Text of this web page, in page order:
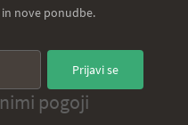
nove ponudbe.
Prijavi se
pogoji